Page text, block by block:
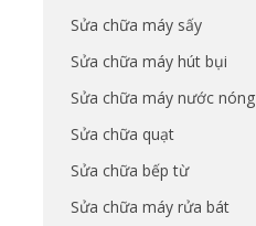
Sửa chữa máy sấy
Sửa chữa máy hút bụi
Sửa chữa máy nước nóng
Sửa chữa quạt
Sửa chữa bếp từ
Sửa chữa máy rửa bát